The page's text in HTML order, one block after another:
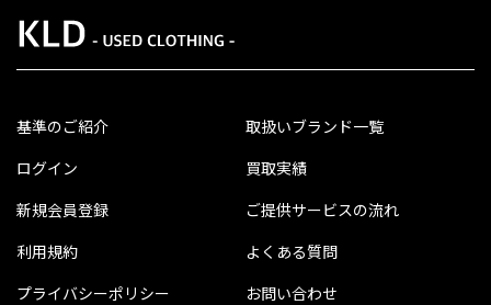
基準のご紹介
ログイン
新規会員登録
利用規約
プライバシーポリシー
取扱いブランド一覧
買取実績
ご提供サービスの流れ
よくある質問
お問い合わせ